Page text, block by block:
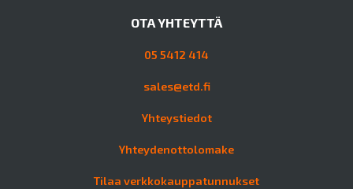
OTA YHTEYTTÄ
05 5412 414
sales@etd.fi
Yhteystiedot
Yhteydenottolomake
Tilaa verkkokauppatunnukset